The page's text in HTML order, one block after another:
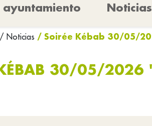
ayuntamiento Noticias
/ Noticias / Soirée Kébab 30/05/
30/05/2026